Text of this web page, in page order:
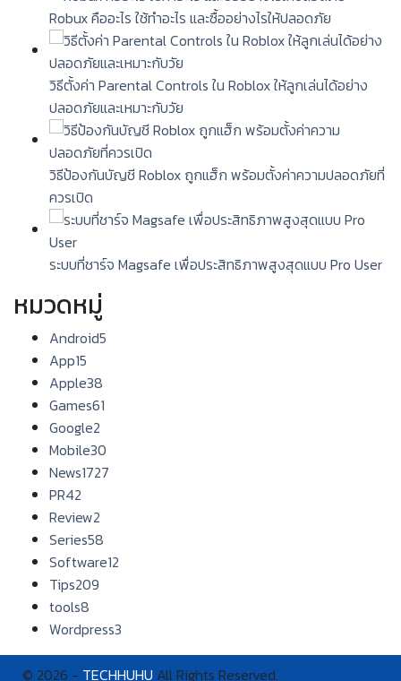
Robux คืออะไร ใช้ทำอะไร และซื้ออย่างไรให้ปลอดภัย
วิธีตั้งค่า Parental Controls ใน Roblox ให้ลูกเล่นได้อย่าง
ปลอดภัยและเหมาะกับวัย
วิธีป้องกันบัญชี Roblox ถูกแฮ็ก พร้อมตั้งค่าความปลอดภัยที่
ควรเปิด
ระบบที่ชาร์จ Magsafe เพื่อประสิทธิภาพสูงสุดแบบ Pro User
หมวดหมู่
Android5
App15
Apple38
Games61
Google2
Mobile30
News1727
PR42
Review2
Series58
Software12
Tips209
tools8
Wordpress3
© 2026 - TECHHUHU All Rights Reserved.